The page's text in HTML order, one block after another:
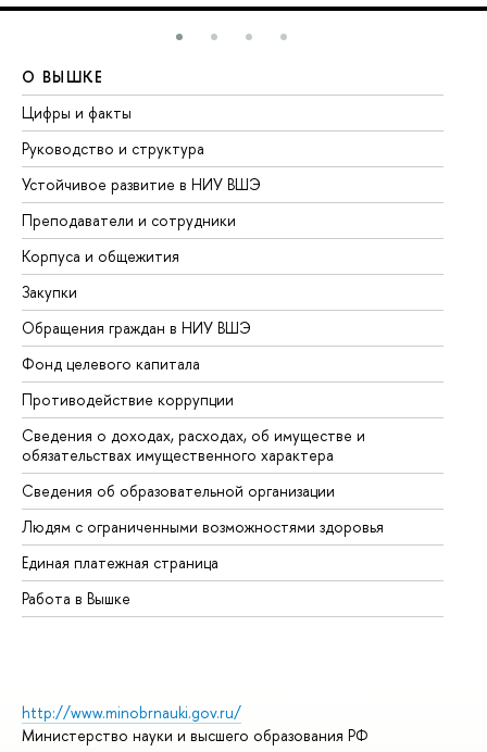
О ВЫШКЕ
Цифры и факты
Руководство и структура
Устойчивое развитие в НИУ ВШЭ
Преподаватели и сотрудники
Корпуса и общежития
Закупки
Обращения граждан в НИУ ВШЭ
Фонд целевого капитала
Противодействие коррупции
Сведения о доходах, расходах, об имуществе и
обязательствах имущественного характера
Сведения об образовательной организации
Людям с ограниченными возможностями здоровья
Единая платежная страница
Работа в Вышке
http://www.minobrnauki.gov.ru/
Министерство науки и высшего образования РФ